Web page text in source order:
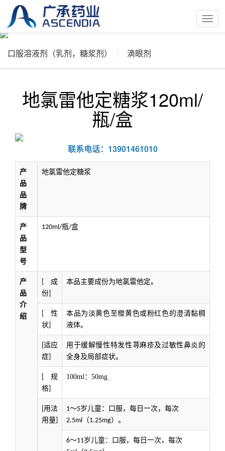
按
钮
口服溶液剂（乳剂，糖浆剂） 滴眼剂
地氯雷他定糖浆120ml/
瓶/盒
联系电话：13901461010
产
品
品
牌
地氯雷他定糖浆
产
品
型
号
120ml/瓶/盒
产
品
介
绍
成
份
本品主要成份为地氯雷他定。
性
状
本品为淡黄色至橙黄色或粉红色的澄清黏稠
液体。
适应
症
用于缓解慢性特发性荨麻疹及过敏性鼻炎的
全身及局部症状。
规
格
100ml：50mg
用法
用量
1～5岁儿童：口服，每日一次，每次
2.5ml（1.25mg）。
6～11岁儿童：口服，每日一次，每次